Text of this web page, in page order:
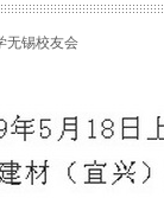
无锡校友会